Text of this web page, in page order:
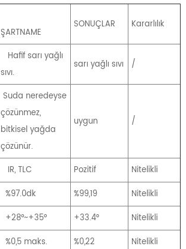
ŞARTNAME
SONUÇLAR Kararlılık
Hafif sarı yağlı
sıvı.
sarı yağlı sıvı /
Suda neredeyse
çözünmez,
bitkisel yağda
çözünür.
uygun /
IR, TLC Pozitif
Nitelikli
%97.0dk %99,19
Nitelikli
+28°~+35° +33.4°
Nitelikli
%0,5 maks. %0,22
Nitelikli